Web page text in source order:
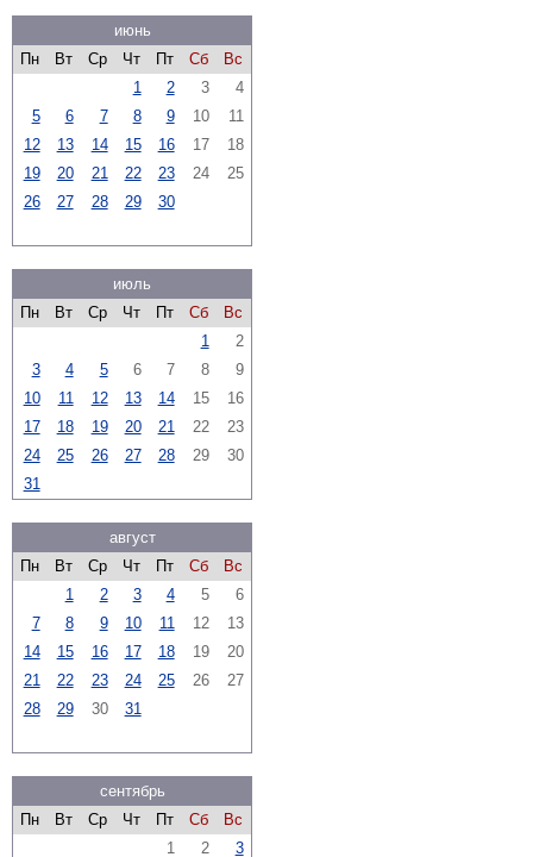
июнь
Пн
Вт Ср Чт Пт Сб
Вс
1
2 3
4
5
6 7 8 9 10
11
12
13 14 15 16 17
18
19
20 21 22 23 24
25
26
27 28 29 30
июль
Пн
Вт Ср Чт Пт Сб
Вс
1
2
3
4 5 6 7 8
9
10
11 12 13 14 15
16
17
18 19 20 21 22
23
24
25 26 27 28 29
30
31
август
Пн
Вт Ср Чт Пт Сб
Вс
1
2 3 4 5
6
7
8 9 10 11 12
13
14
15 16 17 18 19
20
21
22 23 24 25 26
27
28
29 30 31
сентябрь
Пн
Вт Ср Чт Пт Сб
Вс
1
2
3